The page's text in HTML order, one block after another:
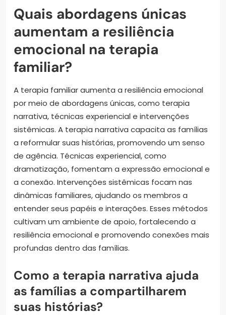
Quais abordagens únicas
aumentam a resiliência
emocional na terapia
familiar?
A terapia familiar aumenta a resiliência emocional
por meio de abordagens únicas, como terapia
narrativa, técnicas experiencial e intervenções
sistêmicas. A terapia narrativa capacita as famílias
a reformular suas histórias, promovendo um senso
de agência. Técnicas experiencial, como
dramatização, fomentam a expressão emocional e
a conexão. Intervenções sistêmicas focam nas
dinâmicas familiares, ajudando os membros a
entender seus papéis e interações. Esses métodos
cultivam um ambiente de apoio, fortalecendo a
resiliência emocional e promovendo conexões mais
profundas dentro das famílias.
Como a terapia narrativa ajuda
as famílias a compartilharem
suas histórias?